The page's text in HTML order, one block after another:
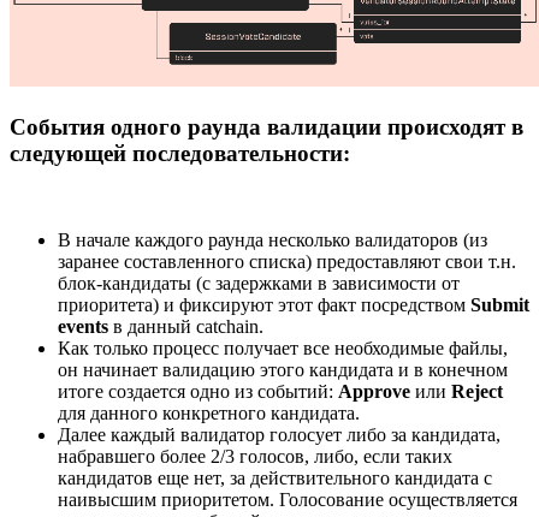
События одного раунда валидации происходят в
следующей последовательности:
В начале каждого раунда несколько валидаторов (из
заранее составленного списка) предоставляют свои т.н.
блок-кандидаты (с задержками в зависимости от
приоритета) и фиксируют этот факт посредством Submit
events в данный catchain.
Как только процесс получает все необходимые файлы,
он начинает валидацию этого кандидата и в конечном
итоге создается одно из событий: Approve или Reject
для данного конкретного кандидата.
Далее каждый валидатор голосует либо за кандидата,
набравшего более 2/3 голосов, либо, если таких
кандидатов еще нет, за действительного кандидата с
наивысшим приоритетом. Голосование осуществляется